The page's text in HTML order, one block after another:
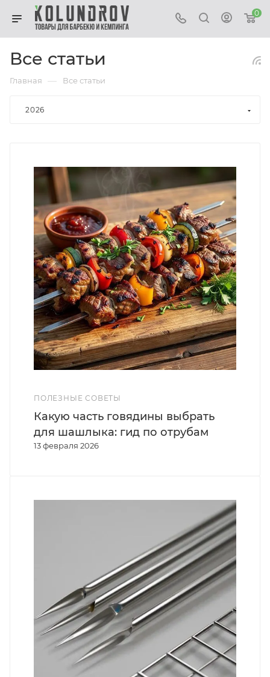
0
Все статьи
Главная — Все статьи
2026
ПОЛЕЗНЫЕ СОВЕТЫ
13 февраля 2026
Какую часть говядины выбрать
для шашлыка: гид по отрубам